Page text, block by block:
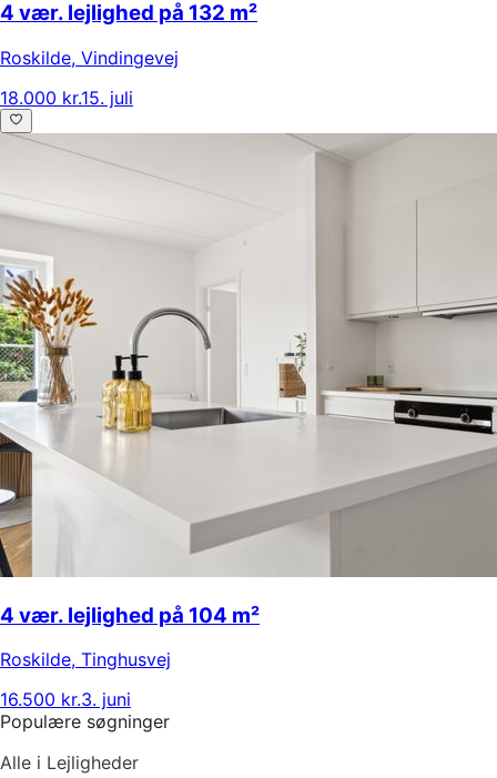
4 vær. lejlighed på 132 m²
Roskilde, Vindingevej
18.000 kr.15. juli
4 vær. lejlighed på 104 m²
Roskilde, Tinghusvej
16.500 kr.3. juni
Populære søgninger
Alle i Lejligheder